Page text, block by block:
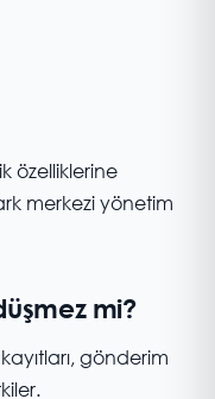
özelliklerine
merkezi yönetim
mi?
gönderim